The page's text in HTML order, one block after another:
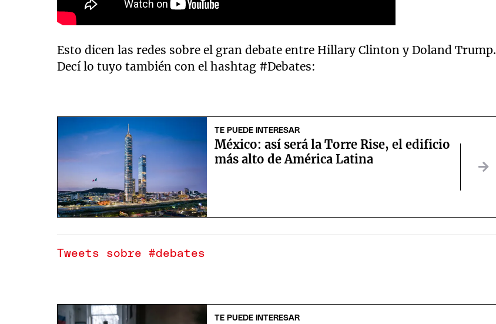
Esto dicen las redes sobre el gran debate entre Hillary Clinton y Doland Trump.
Decí lo tuyo también con el hashtag #Debates:
TE PUEDE INTERESAR
México: así será la Torre Rise, el edificio
más alto de América Latina
Tweets sobre #debates
TE PUEDE INTERESAR